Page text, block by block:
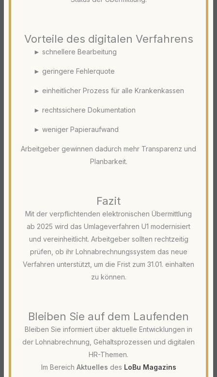
Vorteile des digitalen Verfahrens
► schnellere Bearbeitung
► geringere Fehlerquote
► einheitlicher Prozess für alle Krankenkassen
► rechtssichere Dokumentation
► weniger Papieraufwand
Arbeitgeber gewinnen dadurch mehr Transparenz und
Planbarkeit.
Fazit
Mit der verpflichtenden elektronischen Übermittlung
ab 2025 wird das Umlageverfahren U1 modernisiert
und vereinheitlicht. Arbeitgeber sollten rechtzeitig
prüfen, ob ihr Lohnabrechnungssystem das neue
Verfahren unterstützt, um die Frist zum 31.01. einhalten
zu können.
Bleiben Sie auf dem Laufenden
Bleiben Sie informiert über aktuelle Entwicklungen in
der Lohnabrechnung, Gehaltsprozessen und digitalen
HR-Themen.
Im Bereich Aktuelles des LoBu Magazins